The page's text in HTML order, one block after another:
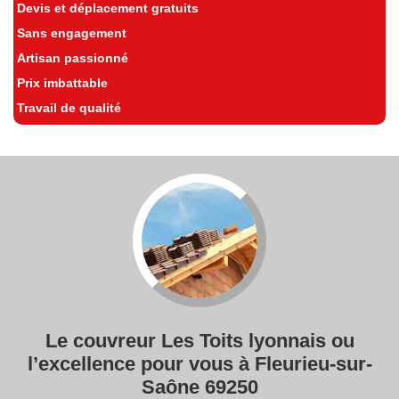
Devis et déplacement gratuits
Sans engagement
Artisan passionné
Prix imbattable
Travail de qualité
Le couvreur Les Toits lyonnais ou
l’excellence pour vous à Fleurieu-sur-
Saône 69250